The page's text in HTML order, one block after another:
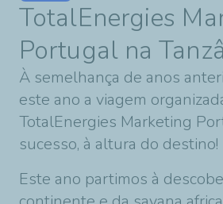
TotalEnergies
Portugal na
À semelhança de anos
este ano a viagem
TotalEnergies Marketing
sucesso, à altura do destino!
Este ano partimos à